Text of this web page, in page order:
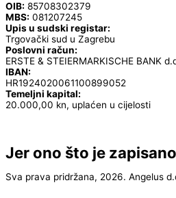
OIB: 85708302379
MBS: 081207245
Upis u sudski registar:
Trgovački sud u Zagrebu
Poslovni račun:
ERSTE & STEIERMARKISCHE BANK
IBAN:
HR1924020061100899052
Temeljni kapital:
20.000,00 kn, uplaćen u cijelosti
Jer ono što je
Sva prava pridržana, 2026. Angelus